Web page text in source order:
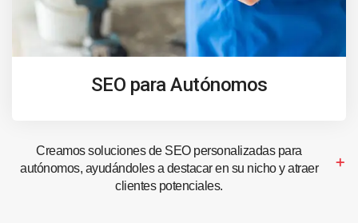
SEO para Autónomos
Creamos soluciones de SEO personalizadas para
autónomos, ayudándoles a destacar en su nicho y atraer
clientes potenciales.